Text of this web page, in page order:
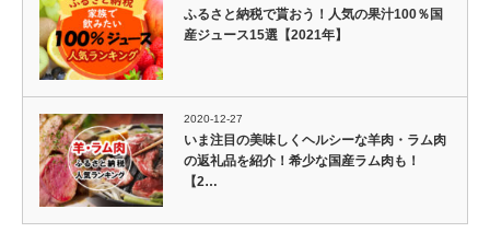
ふるさと納税で貰おう！人気の果汁100％国
産ジュース15選【2021年】
2020-12-27
いま注目の美味しくヘルシーな羊肉・ラム肉
の返礼品を紹介！希少な国産ラム肉も！
【2…